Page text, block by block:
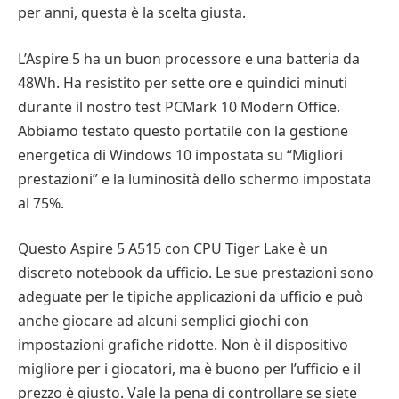
per anni, questa è la scelta giusta.
L’Aspire 5 ha un buon processore e una batteria da
48Wh. Ha resistito per sette ore e quindici minuti
durante il nostro test PCMark 10 Modern Office.
Abbiamo testato questo portatile con la gestione
energetica di Windows 10 impostata su “Migliori
prestazioni” e la luminosità dello schermo impostata
al 75%.
Questo Aspire 5 A515 con CPU Tiger Lake è un
discreto notebook da ufficio. Le sue prestazioni sono
adeguate per le tipiche applicazioni da ufficio e può
anche giocare ad alcuni semplici giochi con
impostazioni grafiche ridotte. Non è il dispositivo
migliore per i giocatori, ma è buono per l’ufficio e il
prezzo è giusto. Vale la pena di controllare se siete